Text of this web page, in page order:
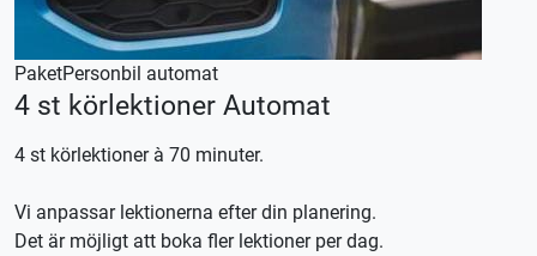
PaketPersonbil automat
4 st körlektioner Automat
4 st körlektioner à 70 minuter.
Vi anpassar lektionerna efter din planering.
Det är möjligt att boka fler lektioner per dag.